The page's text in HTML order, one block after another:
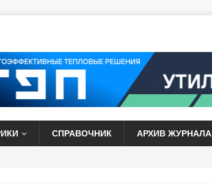
СПРАВОЧНИК АРХИВ ЖУРНАЛА